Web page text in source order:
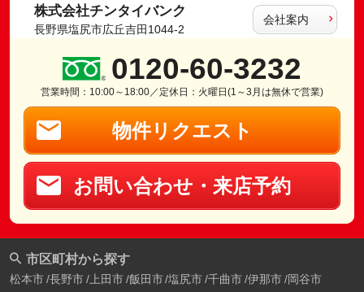
株式会社チンタイバンク
長野県塩尻市広丘吉田1044-2
会社案内
0120-60-3232
営業時間：10:00～18:00／定休日：火曜日(1～3月は無休で営業)
物件リクエスト
お問い合わせ・来店予約
市区町村から探す
松本市 長野市 上田市 飯田市 塩尻市 千曲市 伊那市 岡谷市